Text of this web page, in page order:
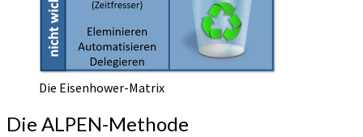
Die Eisenhower-Matrix
Die ALPEN-Methode